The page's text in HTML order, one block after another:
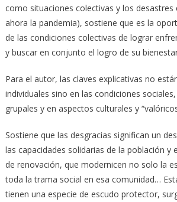
como situaciones colectivas y los
ahora la pandemia), sostiene que es la
de las condiciones colectivas de lograr
y buscar en conjunto el logro de su
Para el autor, las claves explicativas no
individuales sino en las condiciones
grupales y en aspectos culturales y
Sostiene que las desgracias significan un
las capacidades solidarias de la población y
de renovación, que modernicen no solo la
toda la trama social en esa comunidad…
tienen una especie de escudo protector,